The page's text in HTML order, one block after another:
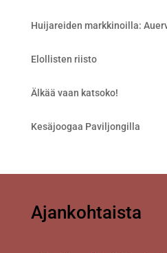
Huijareiden markkinoilla:
Elollisten riisto
Älkää vaan katsoko!
Kesäjoogaa Paviljongilla
Ajankohtaista